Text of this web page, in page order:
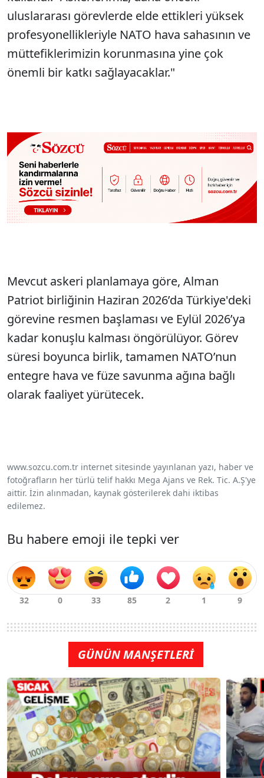
uluslararası görevlerde elde ettikleri yüksek
profesyonellikleriyle NATO hava sahasının ve
müttefiklerimizin korunmasına yine çok
önemli bir katkı sağlayacaklar."
Mevcut askeri planlamaya göre, Alman
Patriot birliğinin Haziran 2026’da Türkiye'deki
görevine resmen başlaması ve Eylül 2026’ya
kadar konuşlu kalması öngörülüyor. Görev
süresi boyunca birlik, tamamen NATO’nun
entegre hava ve füze savunma ağına bağlı
olarak faaliyet yürütecek.
www.sozcu.com.tr internet sitesinde yayınlanan yazı, haber ve
fotoğrafların her türlü telif hakkı Mega Ajans ve Rek. Tic. A.Ş'ye
aittir. İzin alınmadan, kaynak gösterilerek dahi iktibas
edilemez.
Bu habere emoji ile tepki ver
GÜNÜN MANŞETLERİ